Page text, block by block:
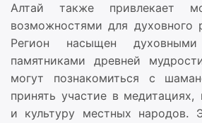
Алтай также привлекает
возможностями для духовного
Регион насыщен
памятниками древней
могут познакомиться с
принять участие в медитациях,
и культуру местных народов.